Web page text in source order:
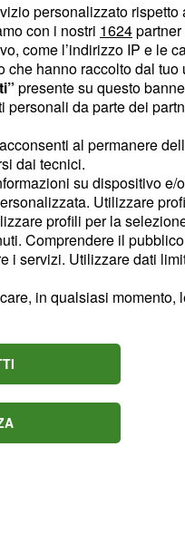
personalizzato rispetto
con i nostri 1624
come l’indirizzo IP e le
hanno raccolto dal
presente su questo
da parte dei
al permanere
dai tecnici.
su dispositivo e/
Utilizzare
profili per la
Comprendere il
i servizi. Utilizzare dati
in qualsiasi momento,